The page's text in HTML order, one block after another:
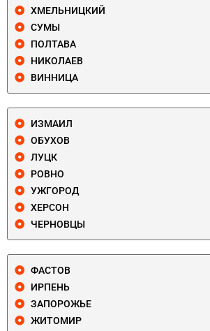
ХМЕЛЬНИЦКИЙ
СУМЫ
ПОЛТАВА
НИКОЛАЕВ
ВИННИЦА
ИЗМАИЛ
ОБУХОВ
ЛУЦК
РОВНО
УЖГОРОД
ХЕРСОН
ЧЕРНОВЦЫ
ФАСТОВ
ИРПЕНЬ
ЗАПОРОЖЬЕ
ЖИТОМИР